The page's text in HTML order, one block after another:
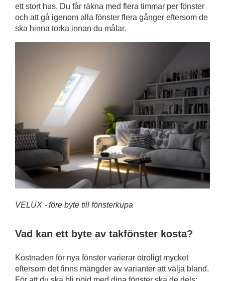
ett stort hus. Du får räkna med flera timmar per fönster
och att gå igenom alla fönster flera gånger eftersom de
ska hinna torka innan du målar.
VELUX - före byte till fönsterkupa
Vad kan ett byte av takfönster kosta?
Kostnaden för nya fönster varierar otroligt mycket
eftersom det finns mängder av varianter att välja bland.